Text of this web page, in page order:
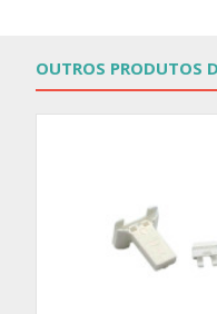
OUTROS PRODUTOS